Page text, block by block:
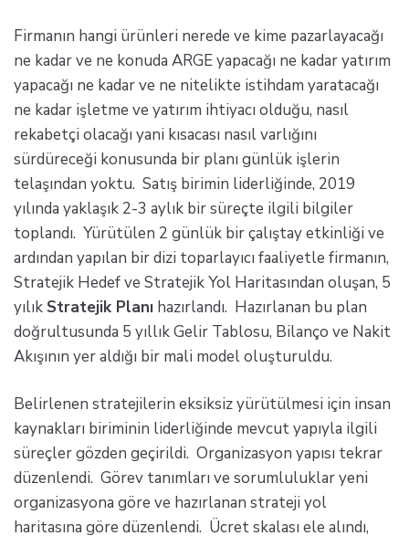
Firmanın hangi ürünleri nerede ve kime pazarlayacağı
ne kadar ve ne konuda ARGE yapacağı ne kadar yatırım
yapacağı ne kadar ve ne nitelikte istihdam yaratacağı
ne kadar işletme ve yatırım ihtiyacı olduğu, nasıl
rekabetçi olacağı yani kısacası nasıl varlığını
sürdüreceği konusunda bir planı günlük işlerin
telaşından yoktu. Satış birimin liderliğinde, 2019
yılında yaklaşık 2-3 aylık bir süreçte ilgili bilgiler
toplandı. Yürütülen 2 günlük bir çalıştay etkinliği ve
ardından yapılan bir dizi toparlayıcı faaliyetle firmanın,
Stratejik Hedef ve Stratejik Yol Haritasından oluşan, 5
yılık Stratejik Planı hazırlandı. Hazırlanan bu plan
doğrultusunda 5 yıllık Gelir Tablosu, Bilanço ve Nakit
Akışının yer aldığı bir mali model oluşturuldu.
Belirlenen stratejilerin eksiksiz yürütülmesi için insan
kaynakları biriminin liderliğinde mevcut yapıyla ilgili
süreçler gözden geçirildi. Organizasyon yapısı tekrar
düzenlendi. Görev tanımları ve sorumluluklar yeni
organizasyona göre ve hazırlanan strateji yol
haritasına göre düzenlendi. Ücret skalası ele alındı,